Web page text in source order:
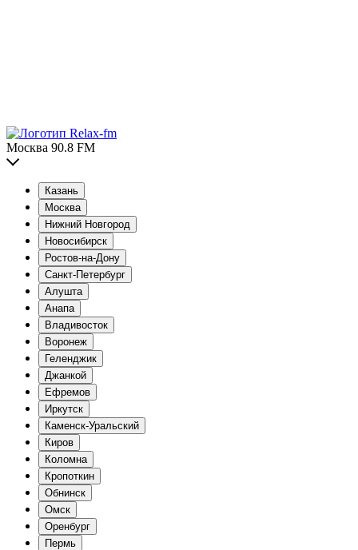
Москва 90.8 FM
Казань
Москва
Нижний Новгород
Новосибирск
Ростов-на-Дону
Санкт-Петербург
Алушта
Анапа
Владивосток
Воронеж
Геленджик
Джанкой
Ефремов
Иркутск
Каменск-Уральский
Киров
Коломна
Кропоткин
Обнинск
Омск
Оренбург
Пермь